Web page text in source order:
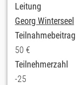
Leitung
Georg Winterseel
Teilnahmebeitrag
50 €
Teilnehmerzahl
-25